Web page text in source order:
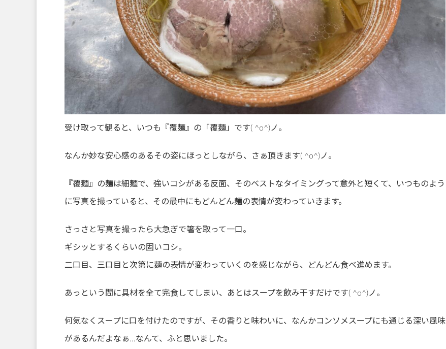
受け取って観ると、いつも『覆麺』の「覆麺」です( ^o^)ノ。
なんか妙な安心感のあるその姿にほっとしながら、さぁ頂きます( ^o^)ノ。
『覆麺』の麺は細麺で、強いコシがある反面、そのベストなタイミングって意外と短くて、いつものよう
に写真を撮っていると、その最中にもどんどん麺の表情が変わっていきます。
さっさと写真を撮ったら大急ぎで箸を取って一口。
ギシッとするくらいの固いコシ。
二口目、三口目と次第に麺の表情が変わっていくのを感じながら、どんどん食べ進めます。
あっという間に具材を全て完食してしまい、あとはスープを飲み干すだけです( ^o^)ノ。
何気なくスープに口を付けたのですが、その香りと味わいに、なんかコンソメスープにも通じる深い風味
があるんだよなぁ…なんて、ふと思いました。